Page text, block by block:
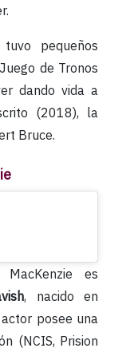
pequeños
de Tronos
dando vida a
(2018), la
Bruce.
es
, nacido en
posee una
(NCIS, Prision